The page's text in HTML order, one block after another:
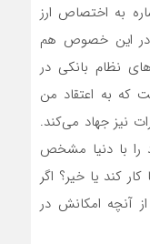
به اختصاص ارز
در این خصوص هم
نظام بانکی در
که به اعتقاد من
نیز جهاد می‌کند.
را با دنیا مشخص
کند یا خیر؟ اگر
از آنچه امکانش در